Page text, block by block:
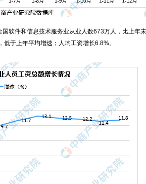
软件和信息技术服务业从业人数673万人，比上年
于上年平均增速；人均工资增长6.8%。